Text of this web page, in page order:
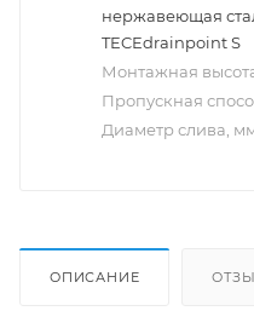
нержавеющая
TECEdrainpoint S
Монтажная
Пропускная
Диаметр слива,
ОПИСАНИЕ